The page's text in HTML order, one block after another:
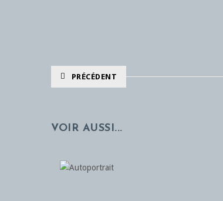
PRÉCÉDENT
VOIR AUSSI...